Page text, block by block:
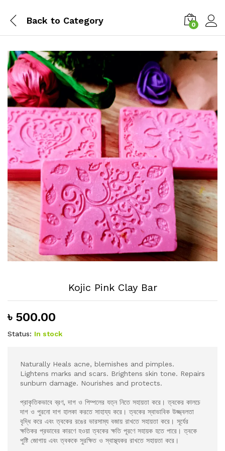
Back to Category 0
Kojic Pink Clay Bar
৳ 500.00
Status: In stock
Naturally Heals acne, blemishes and pimples.
Lightens marks and scars. Brightens skin tone. Repairs
sunburn damage. Nourishes and protects.
প্রাকৃতিকভাবে ব্রণ, দাগ ও পিম্পলের যত্ন নিতে সহায়তা করে। ত্বকের কালচে
দাগ ও পুরনো দাগ হালকা করতে সাহায্য করে। ত্বকের স্বাভাবিক উজ্জ্বলতা
বৃদ্ধি করে এবং ত্বকের রঙের ভারসাম্য বজায় রাখতে সহায়তা করে। সূর্যের
ক্ষতিকর প্রভাবের কারণে হওয়া ত্বকের ক্ষতি পূরণে সহায়ক হতে পারে। ত্বকে
পুষ্টি জোগায় এবং ত্বককে সুরক্ষিত ও স্বাস্থ্যকর রাখতে সহায়তা করে।